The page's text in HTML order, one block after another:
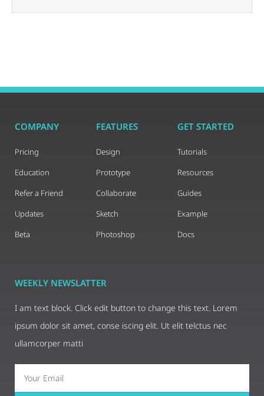
COMPANY
Pricing
Education
Refer a Friend
Updates
Beta
FEATURES
Design
Prototype
Collaborate
Sketch
Photoshop
GET STARTED
Tutorials
Resources
Guides
Example
Docs
WEEKLY NEWSLATTER
I am text block. Click edit button to change this text. Lorem
ipsum dolor sit amet, conse iscing elit. Ut elit telctus nec
ullamcorper matti